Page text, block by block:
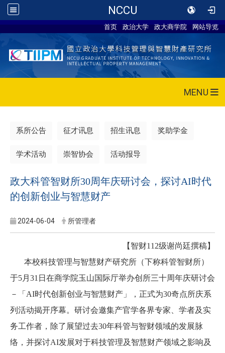
NCCU
首页 政治大学 政大商学院 网站导览
MENU
系所公告 征才讯息 招生讯息 奖助学金
学术活动 崇智协会 活动报导
政大科管智财所30周年庆研讨会，探讨AI时代
的创新创业与智慧财产
2024-06-04 所管理者
【智财112级谢尚廷撰稿】
本校科技管理与智慧财产研究所（下称科管智财所）
于5月 31 日在商学院玉山国际厅举办创所三十周年庆研讨会
－「 AI时代创新创业与智慧财产」，正式为30奇点所庆系
列活动揭开序幕。研讨会邀集产官学各界专家、学者及实
务工作者，除了展望过去30年科管与智财领域的发展脉
络，并探讨AI发展对于科技管理及智慧财产领域之影响及